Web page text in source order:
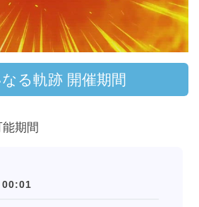
る軌跡 開催期間
期間
00:01